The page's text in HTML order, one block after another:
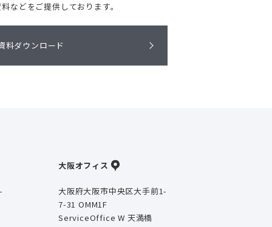
などをご提供しております。
料ダウンロード
大阪オフィス
大阪府大阪市中央区大手前1-
7-31 OMM1F
ServiceOffice W 天満橋